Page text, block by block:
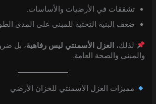
تشققات في الأرضيات والأساسات.
ضعف البنية التحتية للمبنى على المدى
لذلك، العزل الأسمنتي ليس رفاهية، بل
والمبنى والصحة العامة.
مميزات العزل الأسمنتي للخزان الأرضي